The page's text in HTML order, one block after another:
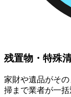
残置物・特殊
家財や遺品がそ
掃まで業者が一括